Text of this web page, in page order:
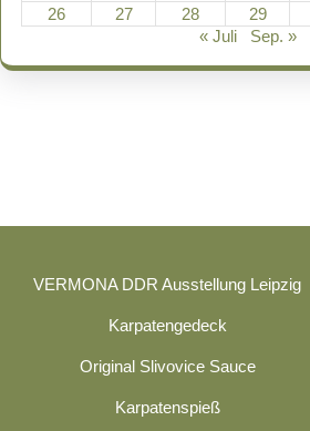
26
27 28 29
« Juli
Sep. »
VERMONA DDR Ausstellung Leipzig
Karpatengedeck
Original Slivovice Sauce
Karpatenspieß